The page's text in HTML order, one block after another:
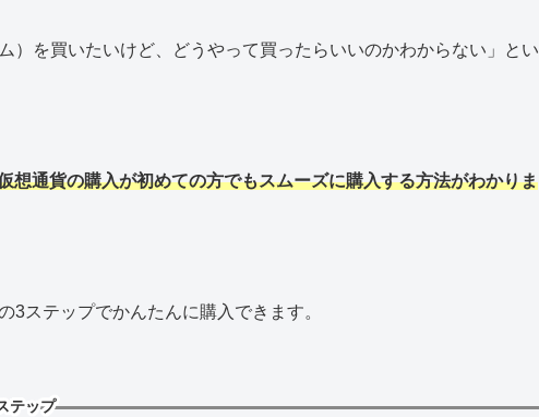
）を買いたいけど、どうやって買ったらいいのかわからない」とい
想通貨の購入が初めての方でもスムーズに購入する方法がわかりま
ステップでかんたんに購入できます。
テップ